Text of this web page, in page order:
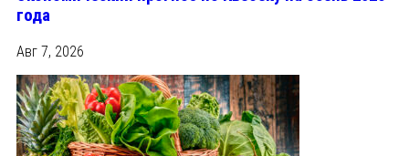
года
Авг 7, 2026